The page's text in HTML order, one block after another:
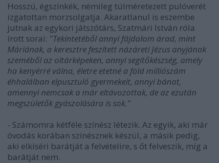
Hosszú, égszínkék, némileg túlméretezett pulóverét
izgatottan morzsolgatja. Akaratlanul is eszembe
jutnak az egykori játszótárs, Szatmári István róla
írott sorai: "Tekintetéből annyi fájdalom árad, mint
Máriának, a keresztre feszített názáreti Jézus anyjának
szeméből az oltárképeken, annyi segítőkészség, amely
ha kenyérré válna, életre etetné a föld milliószám
éhhalálban elpusztuló gyermekeit, annyi bánat,
amennyi nemcsak a már eltávozottak, de az ezután
megszületők gyászolására is sok."
- Számomra kétféle színész létezik. Az egyik, aki már
óvodás korában színésznek készül, a másik pedig,
aki elkíséri barátját a felvételire, s őt felveszik, míg a
barátját nem.